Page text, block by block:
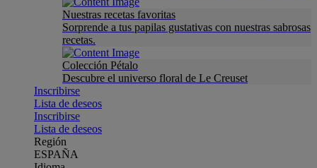
Nuestras recetas favoritas
Sorprende a tus papilas gustativas con nuestras sabrosas
recetas.
Colección Pétalo
Descubre el universo floral de Le Creuset
Inscribirse
Lista de deseos
Inscribirse
Lista de deseos
Región
ESPAÑA